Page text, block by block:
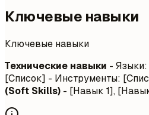
Ключевые навыки
Ключевые навыки
Технические навыки -
[Список] - Инструменты:
(Soft Skills) - [Навык 1],